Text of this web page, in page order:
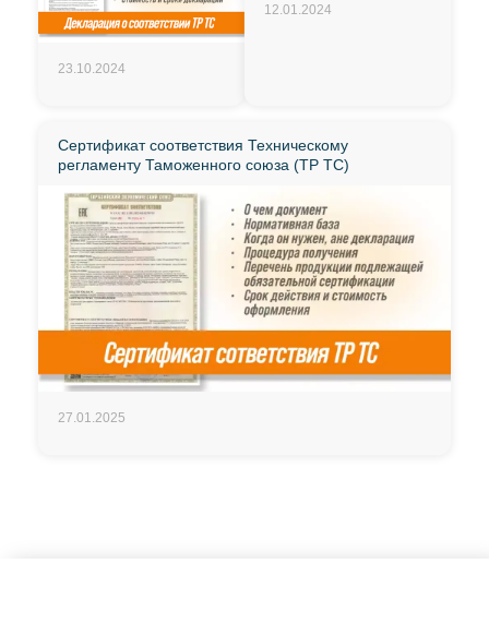
23.10.2024
12.01.2024
Сертификат соответствия Техническому
регламенту Таможенного союза (ТР ТС)
27.01.2025